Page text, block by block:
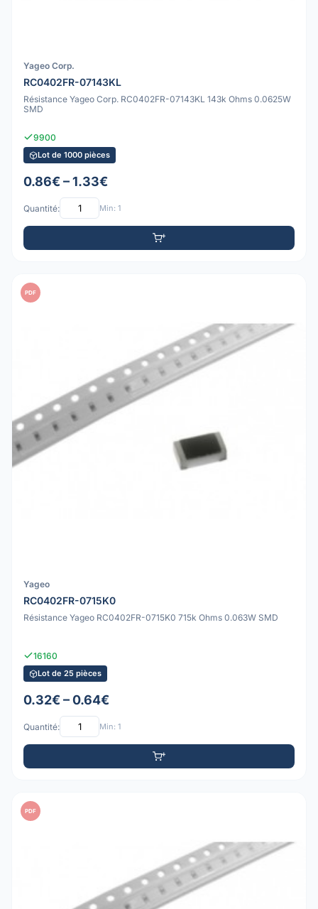
Yageo Corp.
RC0402FR-07143KL
Résistance Yageo Corp. RC0402FR-07143KL 143k Ohms 0.0625W
SMD
9900
Lot de 1000 pièces
0.86€ – 1.33€
Quantité: Min: 1
PDF
Yageo
RC0402FR-0715K0
Résistance Yageo RC0402FR-0715K0 715k Ohms 0.063W SMD
16160
Lot de 25 pièces
0.32€ – 0.64€
Quantité: Min: 1
PDF